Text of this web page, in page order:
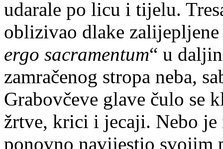
udarale po licu i tijelu.
oblizivao dlake
ergo sacramentum“ u
zamračenog stropa neba,
Grabovčeve glave čulo se
žrtve, krici i jecaji. Nebo
ponovno navijestio svojim